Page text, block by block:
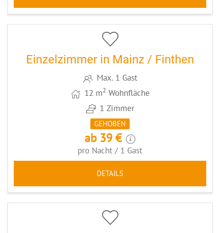
5 CODE: MZ065
Einzelzimmer in Mainz / Finthen
Max. 1 Gast
12 m2 Wohnfläche
1 Zimmer
GEHOBEN
ab 39 €
pro Nacht / 1 Gast
DETAILS
5 CODE: MZ068